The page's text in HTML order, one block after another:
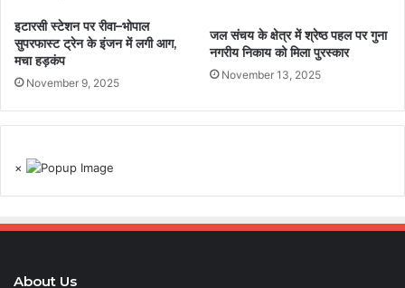
इटारसी स्टेशन पर रीवा–भोपाल
सुपरफास्ट ट्रेन के इंजन में लगी आग,
मचा हड़कंप
November 9, 2025
जल संचय के क्षेत्र में श्रेष्ठ पहल पर गुना
नगरीय निकाय को मिला पुरस्कार
November 13, 2025
×
About Us